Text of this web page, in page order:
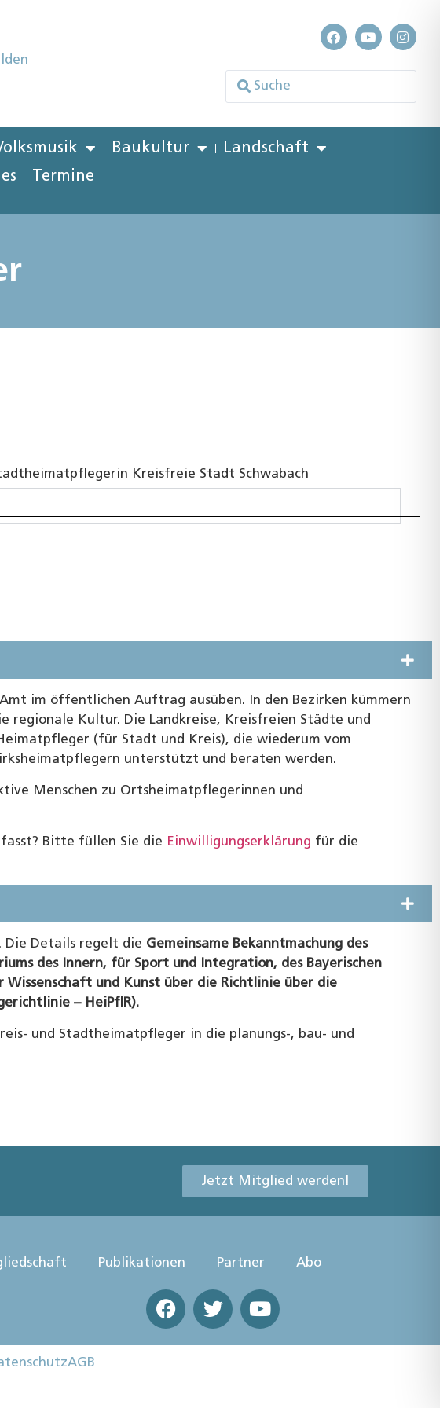
Baukultur
Landschaft
Termine
Kreisfreie Stadt Schwabach
im öffentlichen Auftrag ausüben. In den Bezirken kümmern
Kultur. Die Landkreise, Kreisfreien Städte und
(für Stadt und Kreis), die wiederum vom
unterstützt und beraten werden.
Menschen zu Ortsheimatpflegerinnen und
Bitte füllen Sie die Einwilligungserklärung für die
Die Details regelt die Gemeinsame Bekanntmachung des
des Innern, für Sport und Integration, des Bayerischen
und Kunst über die Richtlinie über die
– HeiPflR).
und Stadtheimatpfleger in die planungs-, bau- und
Jetzt Mitglied werden!
Publikationen Partner Abo
AGB